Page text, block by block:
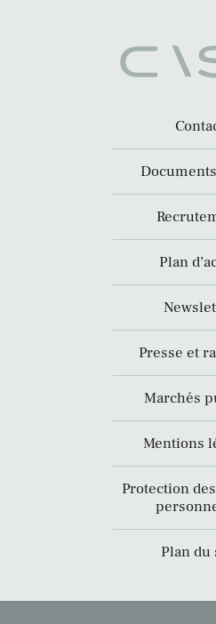
Plan
Presse et
Marchés
Mentions
Protection
Plan du